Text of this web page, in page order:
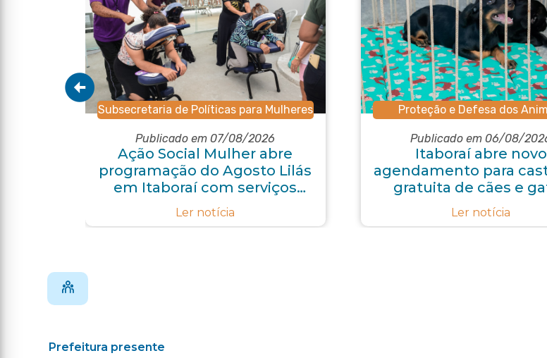
Subsecretaria de Políticas para Mulheres
Publicado em 07/08/2026
Ação Social Mulher abre
programação do Agosto Lilás
em Itaboraí com serviços
gratuitos e orientações
Ler notícia
Proteção e Defesa dos
Publicado em 06/08/
Itaboraí abre novo
agendamento para
gratuita de cães e
Ler notícia
Prefeitura presente